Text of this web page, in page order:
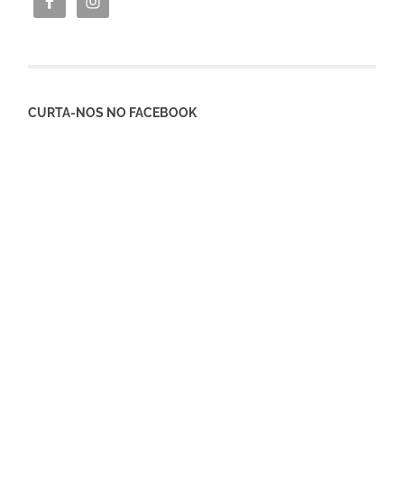
CURTA-NOS NO FACEBOOK